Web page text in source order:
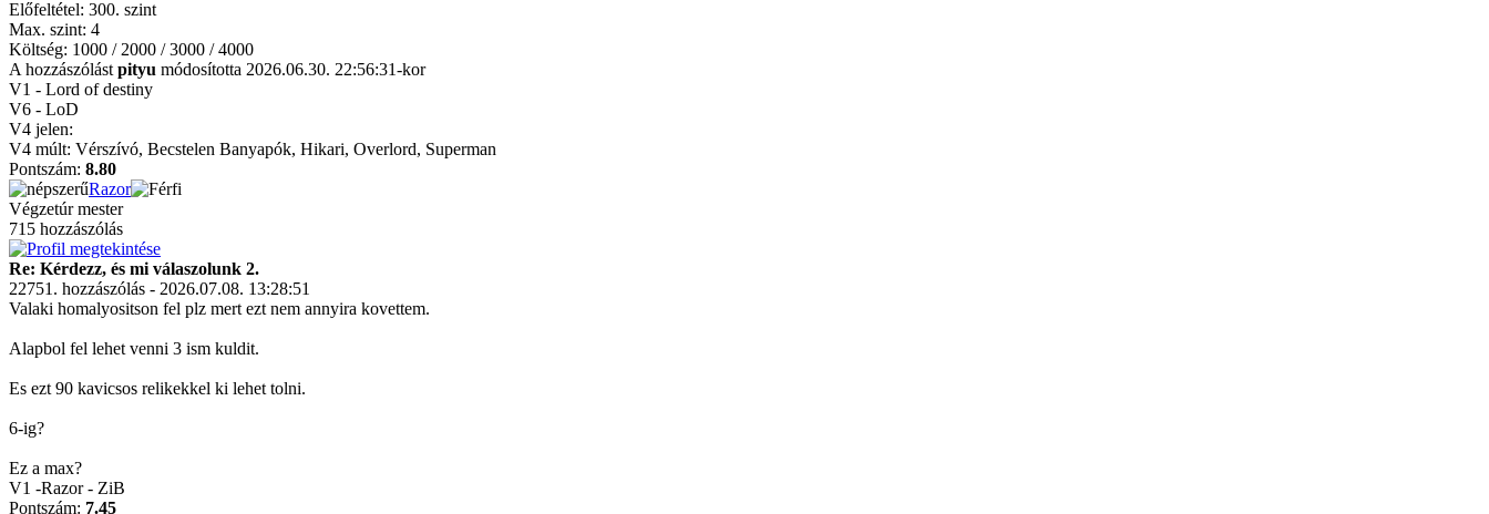
Előfeltétel: 300. szint
Max. szint: 4
Költség: 1000 / 2000 / 3000 / 4000
A hozzászólást pityu módosította 2026.06.30. 22:56:31-kor
V1 - Lord of destiny
V6 - LoD
V4 jelen:
V4 múlt: Vérszívó, Becstelen Banyapók, Hikari, Overlord, Superman
Pontszám: 8.80
Razor
Végzetúr mester
715 hozzászólás
Re: Kérdezz, és mi válaszolunk 2.
22751. hozzászólás - 2026.07.08. 13:28:51
Valaki homalyositson fel plz mert ezt nem annyira kovettem.
Alapbol fel lehet venni 3 ism kuldit.
Es ezt 90 kavicsos relikekkel ki lehet tolni.
6-ig?
Ez a max?
V1 -Razor - ZiB
Pontszám: 7.45